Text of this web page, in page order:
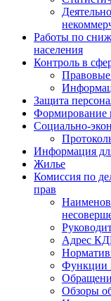
Работы по
населения
Контроль в
Защита
Формирование
Социально-
Информация
Жилье
Комиссия по
прав
Адрес
Функции
Обзоры